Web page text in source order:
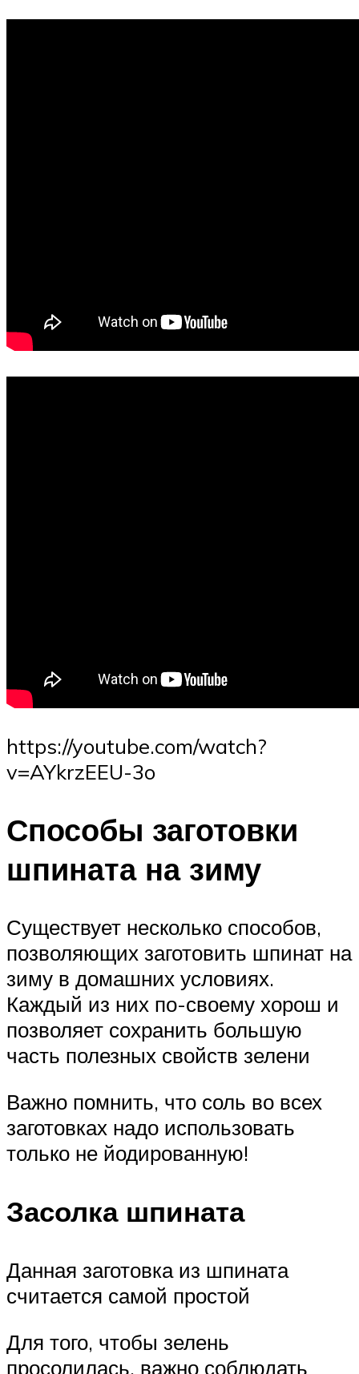
https://youtube.com/watch?
v=AYkrzEEU-3o
Способы заготовки
шпината на зиму
Существует несколько способов,
позволяющих заготовить шпинат на
зиму в домашних условиях.
Каждый из них по-своему хорош и
позволяет сохранить большую
часть полезных свойств зелени
Важно помнить, что соль во всех
заготовках надо использовать
только не йодированную!
Засолка шпината
Данная заготовка из шпината
считается самой простой
Для того, чтобы зелень
просолилась, важно соблюдать